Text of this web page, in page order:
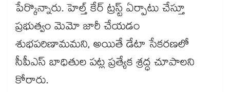
పేర్కొన్నారు. హెల్త్ కేర్ ట్రస్ట్ ఏర్పాటు చేస్తూ
ప్రభుత్వం మెమో జారీ చేయడం
శుభపరిణామమని, అయితే డేటా సేకరణలో
సీపీఎస్ బాధితుల పట్ల ప్రత్యేక శ్రద్ధ చూపాలని
కోరారు.